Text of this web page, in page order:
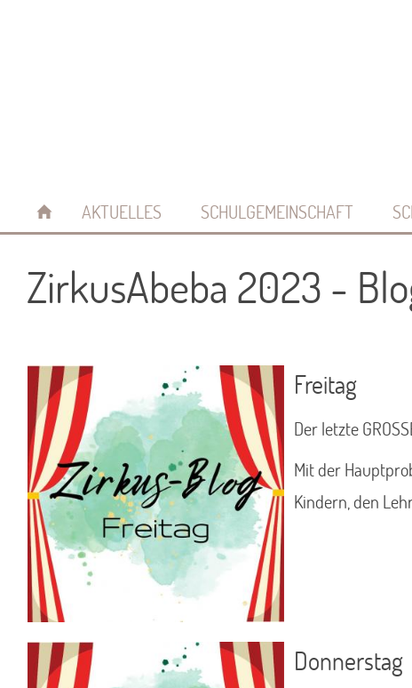
AKTUELLES SCHULGEMEINSCHAFT
ZirkusAbeba 2023 -
Freitag
Der letzte
Mit der
Kindern, den
Donnerstag